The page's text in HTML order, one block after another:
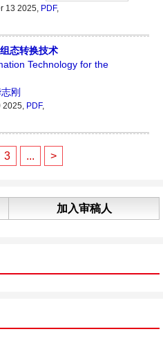
13 2025, PDF,
态转换技术
Technology for the
刚
2025, PDF,
3 ... >
加入审稿人